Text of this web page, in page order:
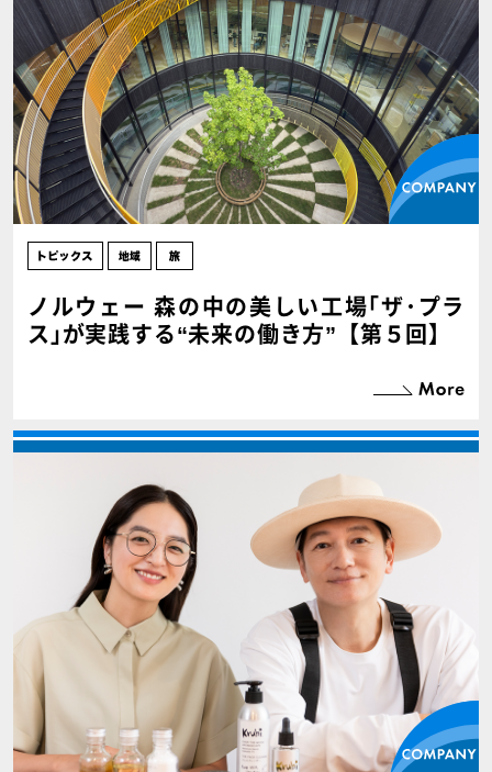
ノルウェー 森の中の美しい工場｢ザ･プラ
ス｣が実践する“未来の働き方”【第５回】